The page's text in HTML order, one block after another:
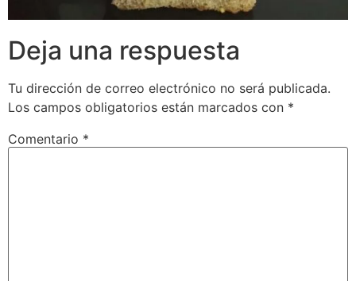
Deja una respuesta
Tu dirección de correo electrónico no será publicada.
Los campos obligatorios están marcados con *
Comentario *